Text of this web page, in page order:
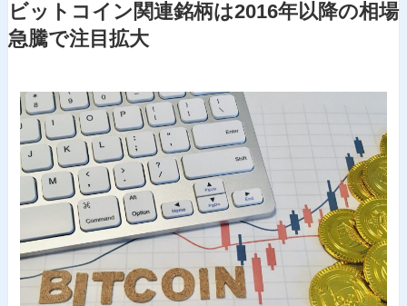
ビットコイン関連銘柄は2016年以降の相場
急騰で注目拡大